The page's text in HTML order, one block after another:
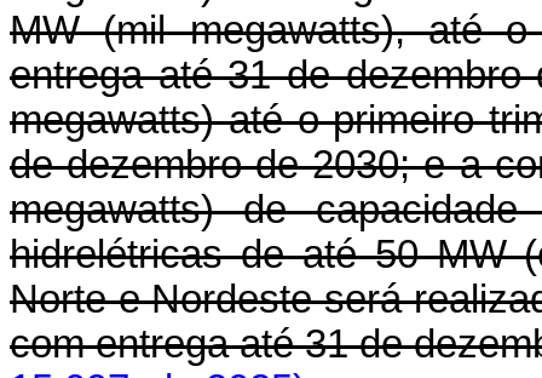
MW (mil megawatts), até
entrega até 31 de
megawatts) até o primeiro
de dezembro de 2030; e a
megawatts) de
hidrelétricas de até 50 MW
Norte e Nordeste será
com entrega até 31 de